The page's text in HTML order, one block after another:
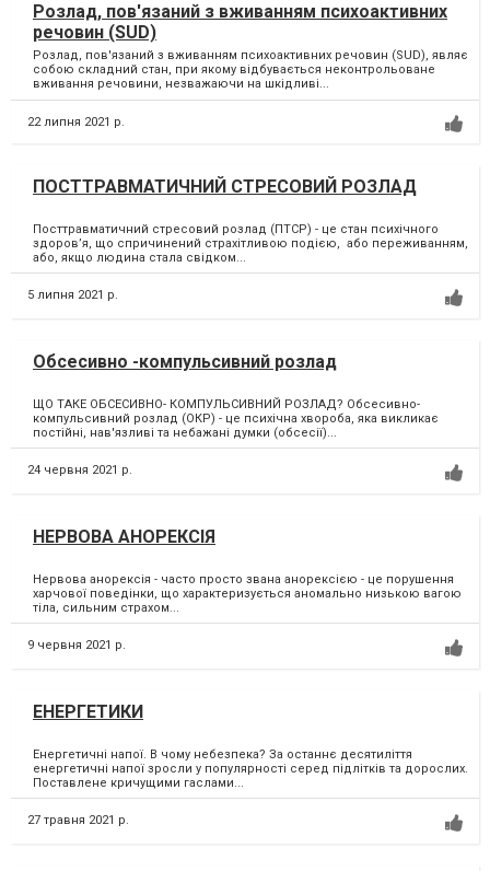
Розлад, пов'язаний з вживанням психоактивних
речовин (SUD)
Розлад, пов'язаний з вживанням психоактивних речовин (SUD), являє
собою складний стан, при якому відбувається неконтрольоване
вживання речовини, незважаючи на шкідливі...
22 липня 2021 р.
ПОСТТРАВМАТИЧНИЙ СТРЕСОВИЙ РОЗЛАД
Посттравматичний стресовий розлад (ПТСР) - це стан психічного
здоров’я, що спричинений страхітливою подією, або переживанням,
або, якщо людина стала свідком...
5 липня 2021 р.
Обсесивно -компульсивний розлад
ЩО ТАКЕ ОБСЕСИВНО- КОМПУЛЬСИВНИЙ РОЗЛАД? Обсесивно-
компульсивний розлад (ОКР) - це психічна хвороба, яка викликає
постійні, нав'язливі та небажані думки (обсесії)...
24 червня 2021 р.
НЕРВОВА АНОРЕКСІЯ
Нервова анорексія - часто просто звана анорексією - це порушення
харчової поведінки, що характеризується аномально низькою вагою
тіла, сильним страхом...
9 червня 2021 р.
ЕНЕРГЕТИКИ
Енергетичні напої. В чому небезпека? За останнє десятиліття
енергетичні напої зросли у популярності серед підлітків та дорослих.
Поставлене кричущими гаслами...
27 травня 2021 р.